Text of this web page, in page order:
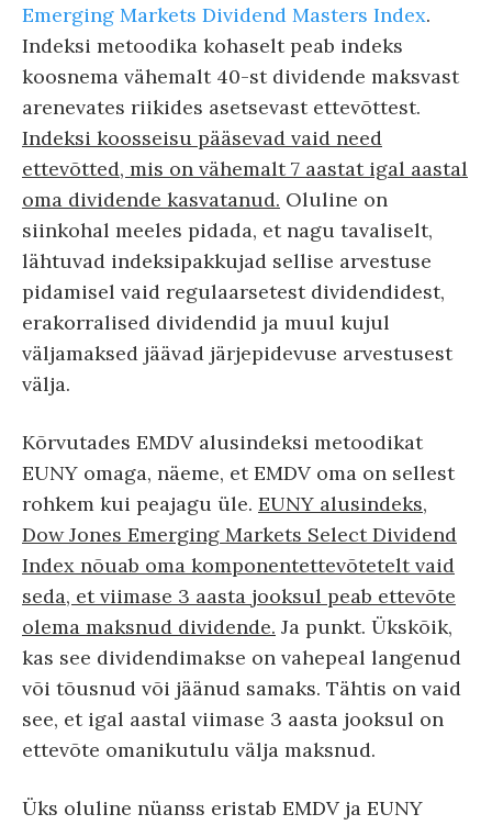
Emerging Markets Dividend Masters Index.
Indeksi metoodika kohaselt peab indeks
koosnema vähemalt 40-st dividende maksvast
arenevates riikides asetsevast ettevõttest.
Indeksi koosseisu pääsevad vaid need
ettevõtted, mis on vähemalt 7 aastat igal aastal
oma dividende kasvatanud. Oluline on
siinkohal meeles pidada, et nagu tavaliselt,
lähtuvad indeksipakkujad sellise arvestuse
pidamisel vaid regulaarsetest dividendidest,
erakorralised dividendid ja muul kujul
väljamaksed jäävad järjepidevuse arvestusest
välja.
Kõrvutades EMDV alusindeksi metoodikat
EUNY omaga, näeme, et EMDV oma on sellest
rohkem kui peajagu üle. EUNY alusindeks,
Dow Jones Emerging Markets Select Dividend
Index nõuab oma komponentettevõtetelt vaid
seda, et viimase 3 aasta jooksul peab ettevõte
olema maksnud dividende. Ja punkt. Ükskõik,
kas see dividendimakse on vahepeal langenud
või tõusnud või jäänud samaks. Tähtis on vaid
see, et igal aastal viimase 3 aasta jooksul on
ettevõte omanikutulu välja maksnud.
Üks oluline nüanss eristab EMDV ja EUNY